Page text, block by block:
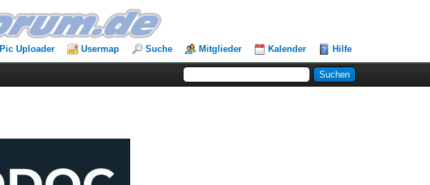
Pic Uploader Usermap Suche Mitglieder Kalender Hilfe